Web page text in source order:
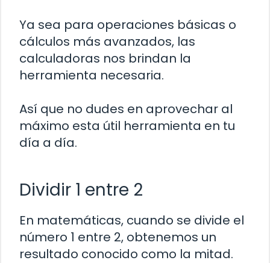
Ya sea para operaciones básicas o
cálculos más avanzados, las
calculadoras nos brindan la
herramienta necesaria.
Así que no dudes en aprovechar al
máximo esta útil herramienta en tu
día a día.
Dividir 1 entre 2
En matemáticas, cuando se divide el
número 1 entre 2, obtenemos un
resultado conocido como la mitad.